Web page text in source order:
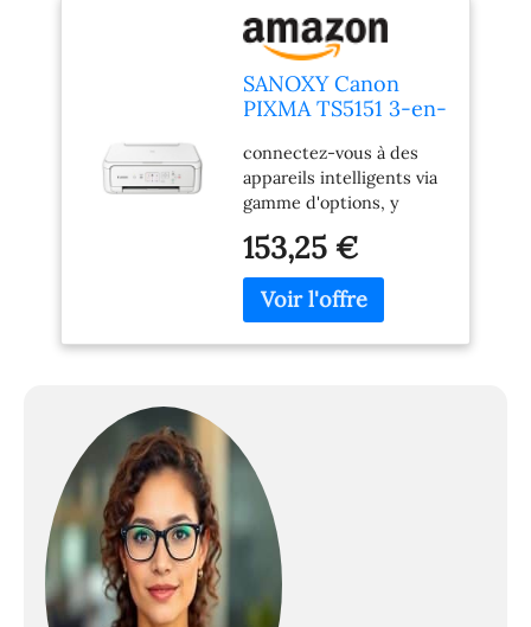
SANOXY Canon
PIXMA TS5151 3-en-
Blanc
connectez-vous à des
appareils intelligents via
gamme d'options, y
faciliter l'impression wi-
fi et de numérisation via
canon application print
Capacité de stockage de
la mémoire: 64 MB Plate-
153,25 €